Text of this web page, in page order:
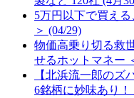
5万円以下で買え
＞ (04/29)
物価高乗り切る救
せるホットマネー
【北浜流一郎のズ
6銘柄に妙味あり！